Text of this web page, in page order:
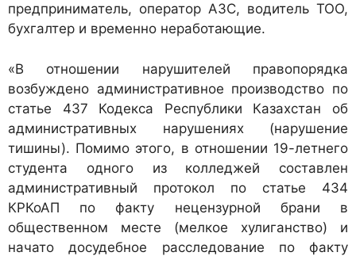
предприниматель, оператор АЗС, водитель ТОО,
бухгалтер и временно неработающие.
«В отношении нарушителей правопорядка
возбуждено административное производство по
статье 437 Кодекса Республики Казахстан об
административных нарушениях (нарушение
тишины). Помимо этого, в отношении 19-летнего
студента одного из колледжей составлен
административный протокол по статье 434
КРКоАП по факту нецензурной брани в
общественном месте (мелкое хулиганство) и
начато досудебное расследование по факту